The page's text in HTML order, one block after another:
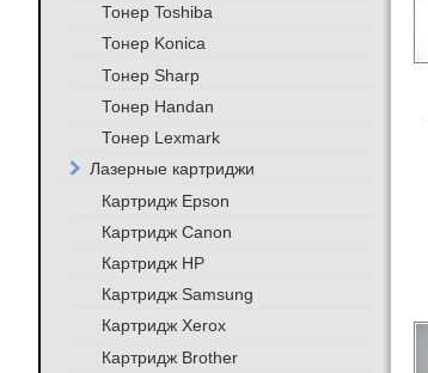
Тонер Toshiba
Тонер Konica
Тонер Sharp
Тонер Handan
Тонер Lexmark
Лазерные картриджи
Картридж Epson
Картридж Canon
Картридж HP
Картридж Samsung
Картридж Xerox
Картридж Brother